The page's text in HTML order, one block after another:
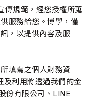
傳規範，經您授權所蒐
服務給您。博學，僅
，以提供內容及服
填寫之個人財務資
及利用將透過我們的金
份有限公司、LINE